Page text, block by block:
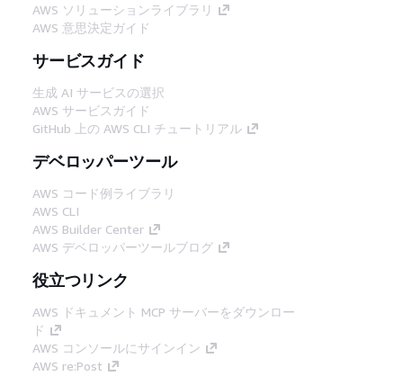
AWS ソリューションライブラリ
AWS 意思決定ガイド
サービスガイド
生成 AI サービスの選択
AWS サービスガイド
GitHub 上の AWS CLI チュートリアル
デベロッパーツール
AWS コード例ライブラリ
AWS CLI
AWS Builder Center
AWS デベロッパーツールブログ
役立つリンク
AWS ドキュメント MCP サーバーをダウンロー
ド
AWS コンソールにサインイン
AWS re:Post